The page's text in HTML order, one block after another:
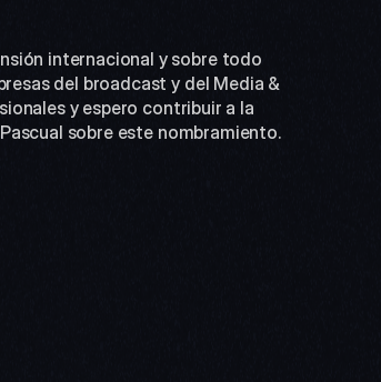
internacional y sobre todo
del broadcast y del Media &
y espero contribuir a la
sobre este nombramiento.